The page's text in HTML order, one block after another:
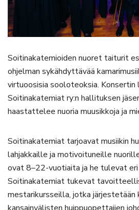
Soitinakatemioiden nuoret taiturit
ohjelman sykähdyttävää
virtuoosisia sooloteoksia. Konsertin
Soitinakatemiat ry:n hallituksen
haastattelee nuoria muusikkoja ja
Soitinakatemiat tarjoavat musiikin
lahjakkaille ja motivoituneille
ovat 8–22-vuotiaita ja he tulevat
Soitinakatemiat tukevat
mestarikursseilla, jotka järjestetään